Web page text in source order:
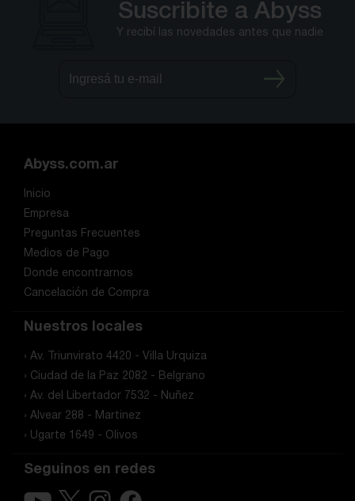
Suscribite a Abyss
Y recibí las novedades antes que nadie
Abyss.com.ar
Inicio
Empresa
Preguntas Frecuentes
Medios de Pago
Donde encontrarnos
Cancelación de Compra
Nuestros locales
› Av. Triunvirato 4420 - Villa Urquiza
› Ciudad de la Paz 2082 - Belgrano
› Av. del Libertador 7532 - Nuñez
› Alvear 288 - Martinez
› Ugarte 1649 - Olivos
Seguinos en redes